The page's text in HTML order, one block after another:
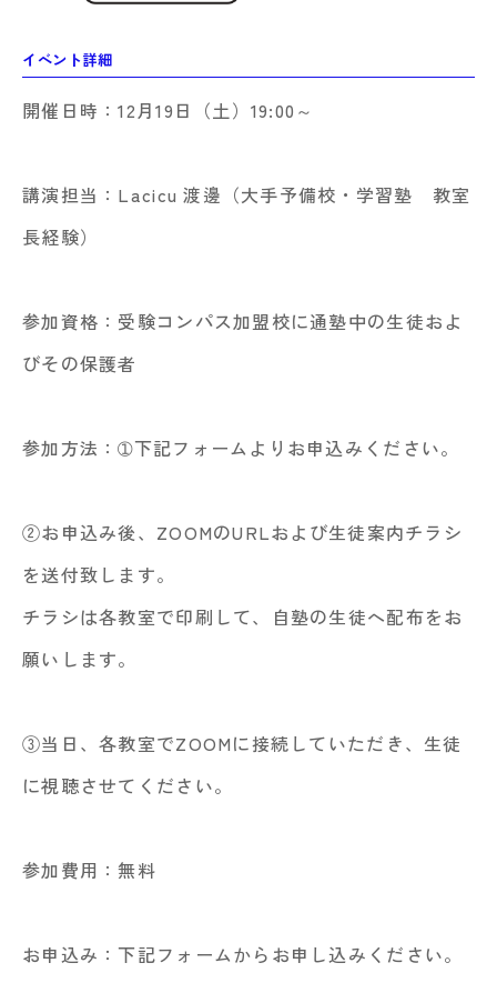
イベント詳細
開催日時：12月19日（土）19:00～
講演担当：Lacicu 渡邊（大手予備校・学習塾 教室
長経験）
参加資格：受験コンパス加盟校に通塾中の生徒およ
びその保護者
参加方法：➀下記フォームよりお申込みください。
②お申込み後、ZOOMのURLおよび生徒案内チラシ
を送付致します。
チラシは各教室で印刷して、自塾の生徒へ配布をお
願いします。
③当日、各教室でZOOMに接続していただき、生徒
に視聴させてください。
参加費用：無料
お申込み：下記フォームからお申し込みください。